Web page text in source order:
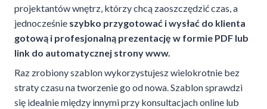
projektantów wnętrz, którzy chcą zaoszczędzić czas, a
jednocześnie szybko przygotować i wysłać do klienta
gotową i profesjonalną prezentację w formie PDF lub
link do automatycznej strony www.
Raz zrobiony szablon wykorzystujesz wielokrotnie bez
straty czasu na tworzenie go od nowa.Szablon sprawdzi
się idealnie między innymi przy konsultacjach online lub